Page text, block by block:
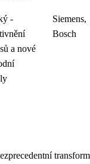
-
a nové
Siemens,
Bosch